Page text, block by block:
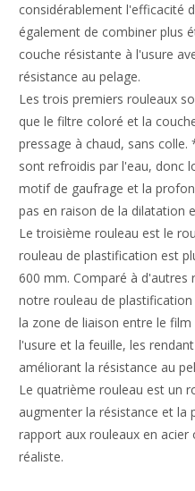
considérablement l'efficacité
également de combiner plus
couche résistante à l'usure
résistance au pelage.
Les trois premiers rouleaux
que le filtre coloré et la
pressage à chaud, sans
sont refroidis par l'eau, donc
motif de gaufrage et la
pas en raison de la dilatation
Le troisième rouleau est le
rouleau de plastification est
600 mm. Comparé à d'autres
notre rouleau de
la zone de liaison entre le
l'usure et la feuille, les
améliorant la résistance au
Le quatrième rouleau est un
augmenter la résistance et la
rapport aux rouleaux en acier
réaliste.